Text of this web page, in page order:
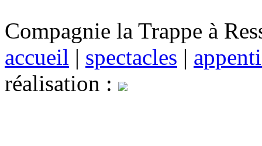
Compagnie la Trappe à
accueil | spectacles |
réalisation :